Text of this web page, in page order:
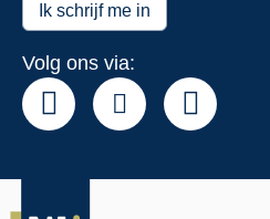
Ik schrijf me in
Volg ons via: